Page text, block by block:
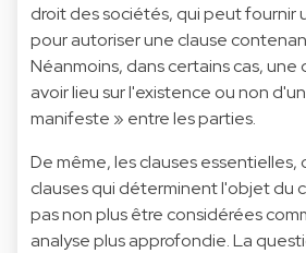
droit des sociétés, qui peut fournir
pour autoriser une clause
Néanmoins, dans certains cas, une
avoir lieu sur l'existence ou non
manifeste » entre les parties.
De même, les clauses
clauses qui déterminent l'objet du
pas non plus être considérées
analyse plus approfondie. La